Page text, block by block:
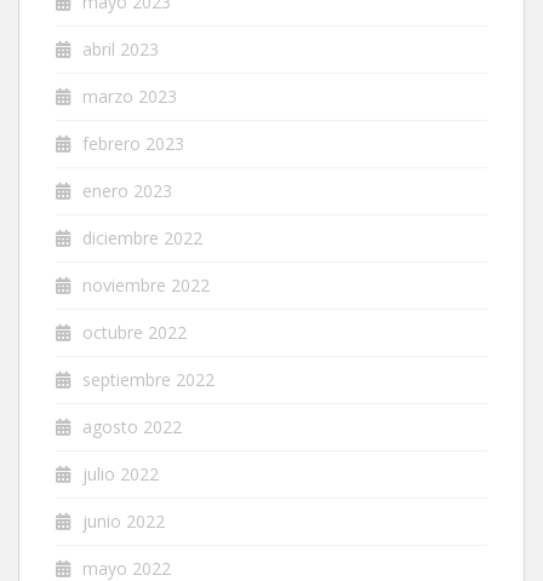
abril 2023
marzo 2023
febrero 2023
enero 2023
diciembre 2022
noviembre 2022
octubre 2022
septiembre 2022
agosto 2022
julio 2022
junio 2022
mayo 2022